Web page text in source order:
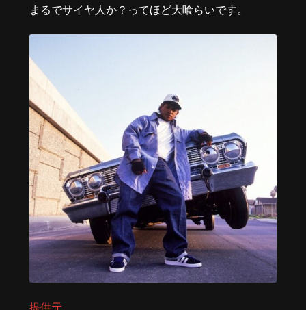
まるでサイヤ人か？ってほど大喰らいです。
提供元